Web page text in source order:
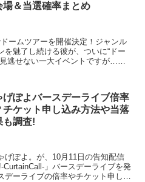
場＆当選確率まとめ
ームツアーを開催決定！ジャンル
魅了し続ける彼が、ついに“ドー
逃せない一大イベントですが…や
げぽよバースデーライブ倍率
チケット申し込み方法や当落
も調査!
げぽよ。が、10月11日の告知配信
」バースデーライブを発
デーライブの倍率やチケット申し込